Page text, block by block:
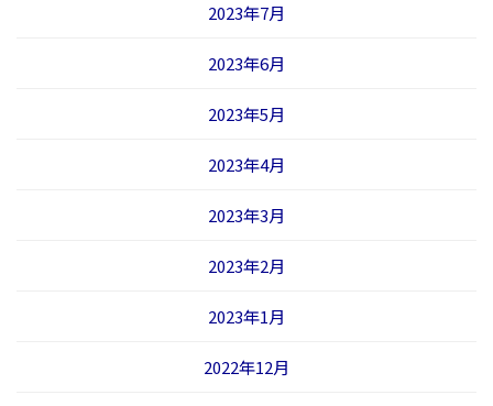
2023年7月
2023年6月
2023年5月
2023年4月
2023年3月
2023年2月
2023年1月
2022年12月